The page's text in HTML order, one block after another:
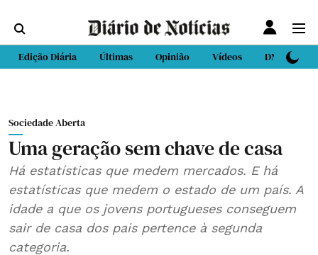
Edição Diária Últimas Opinião Vídeos DN Sport
Sociedade Aberta
Uma geração sem chave de casa
Há estatísticas que medem mercados. E há
estatísticas que medem o estado de um país. A
idade a que os jovens portugueses conseguem
sair de casa dos pais pertence à segunda
categoria.